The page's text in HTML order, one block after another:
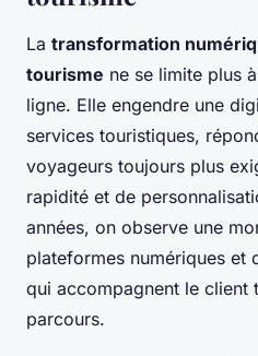
La transformation
tourisme ne se limite plus
ligne. Elle engendre une
services touristiques,
voyageurs toujours plus
rapidité et de
années, on observe une
plateformes numériques et
qui accompagnent le client
parcours.